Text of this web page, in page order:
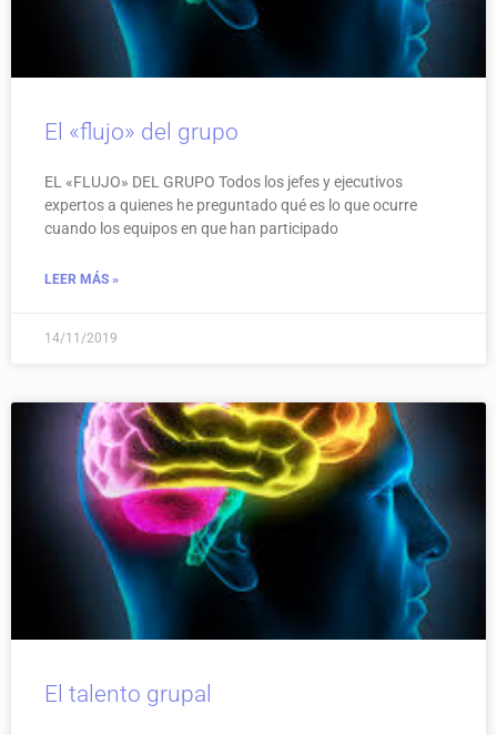
El «flujo» del grupo
EL «FLUJO» DEL GRUPO Todos los jefes y ejecutivos
expertos a quienes he preguntado qué es lo que ocurre
cuando los equipos en que han participado
LEER MÁS »
14/11/2019
El talento grupal